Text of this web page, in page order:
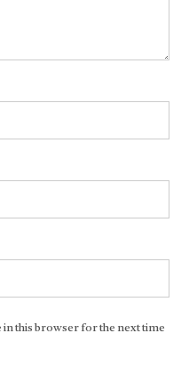
in this browser for the next time